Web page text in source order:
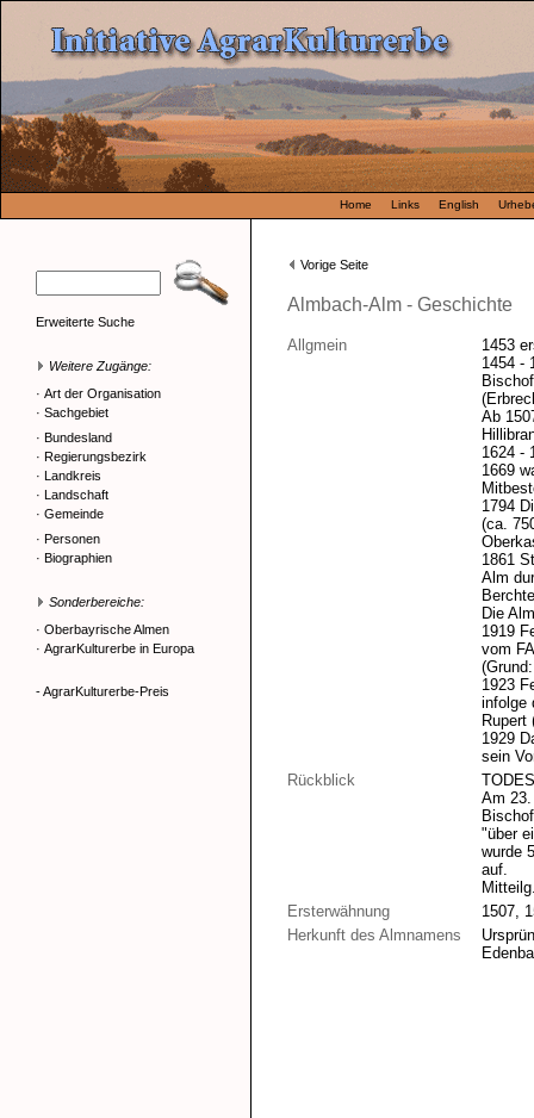
Home Links English
Erweiterte Suche
Weitere Zugänge:
· Art der Organisation
· Sachgebiet
· Bundesland
· Regierungsbezirk
· Landkreis
· Landschaft
· Gemeinde
· Personen
· Biographien
Sonderbereiche:
· Oberbayrische Almen
· AgrarKulturerbe in Europa
- AgrarKulturerbe-Preis
Vorige Seite
Almbach-Alm - Geschichte
Allgmein
1453
1454 -
Ab
1624 -
1669
1794
(ca.
1861
Alm
Die
1919
vom
1923
infolge
Rupert
1929
sein
Rückblick
Am
"über
wurde
auf.
Ersterwähnung
1507,
Herkunft des Almnamens